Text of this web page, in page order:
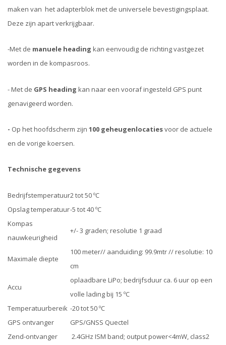
maken van het adapterblok met de universele bevestigingsplaat.
Deze zijn apart verkrijgbaar.
-Met de manuele heading kan eenvoudig de richting vastgezet
worden in de kompasroos.
- Met de GPS heading kan naar een vooraf ingesteld GPS punt
genavigeerd worden.
- Op het hoofdscherm zijn 100 geheugenlocatiesvoor de actuele
en de vorige koersen.
Technische gegevens
Bedrijfstemperatuur2 tot 50ºC
Opslag temperatuur-5 tot 40ºC
Kompas
nauwkeurigheid
+/- 3 graden; resolutie 1 graad
Maximale diepte
100 meter// aanduiding: 99.9mtr // resolutie: 10
cm
Accu
oplaadbare LiPo; bedrijfsduur ca. 6 uur op een
volle lading bij 15 ºC
Temperatuurbereik -20 tot 50ºC
GPS ontvanger
GPS/GNSS Quectel
Zend-ontvanger
2.4GHz ISM band; output power<4mW, class2